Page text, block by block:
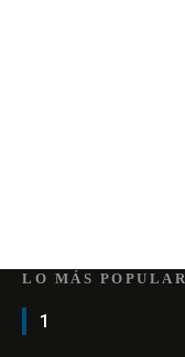
LO MÁS POPULAR
1